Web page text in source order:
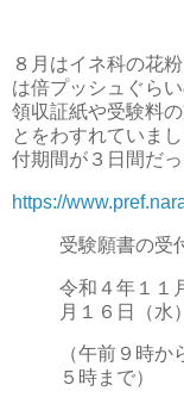
８月はイネ科の花
は倍プッシュぐら
領収証紙や受験料
とをわすれていま
付期間が３日間だ
https://
受験願書の受
令和４年１１
月１６日（水
（午前９時
５時まで）